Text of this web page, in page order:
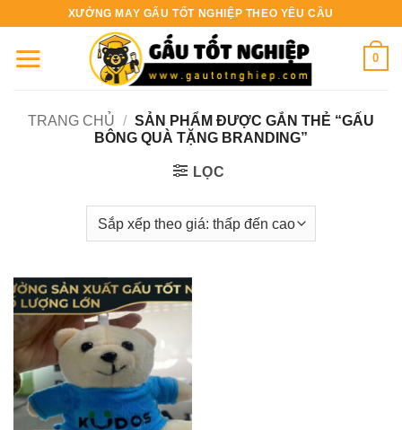
nội
XƯỞNG MAY GẤU TỐT NGHIỆP THEO YÊU CẦU
0
TRANG CHỦ / SẢN PHẨM ĐƯỢC GẮN THẺ “GẤU
BÔNG QUÀ TẶNG BRANDING”
LỌC